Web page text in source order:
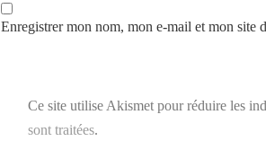
Enregistrer mon nom, mon e-mail et mon site
Ce site utilise Akismet pour réduire les
sont traitées.